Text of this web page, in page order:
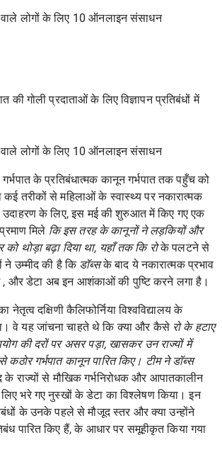
वाले लोगों के लिए 10 ऑनलाइन संसाधन
की गोली प्रदाताओं के लिए विज्ञापन प्रतिबंधों में
वाले लोगों के लिए 10 ऑनलाइन संसाधन
के प्रतिबंधात्मक कानून गर्भपात तक पहुँच को
कई तरीकों से महिलाओं के स्वास्थ्य पर नकारात्मक
के लिए, इस मई की शुरुआत में किए गए एक
मिले कि इस तरह के कानूनों ने लड़कियों और
को थोड़ा बढ़ा दिया था, यहाँ तक कि रोके पलटने से
ने उम्मीद की है कि डॉब्सके बाद ये नकारात्मक प्रभाव
, और डेटा अब इन आशंकाओं की पुष्टि करने लगा है।
दक्षिणी कैलिफोर्निया विश्वविद्यालय के
वे यह जांचना चाहते थे कि क्या और कैसे रो के हटाए
की दरों पर असर पड़ा, खासकर उन राज्यों में
कठोर गर्भपात कानून पारित किए। टीम नेडॉब्स
के राज्यों से मौखिक गर्भनिरोधक और आपातकालीन
लिए भरे गए नुस्खों के डेटा का विश्लेषण किया। इन
के उनके पहले से मौजूद स्तर और क्या उन्होंने
पारित किए हैं, के आधार पर समूहीकृत किया गया